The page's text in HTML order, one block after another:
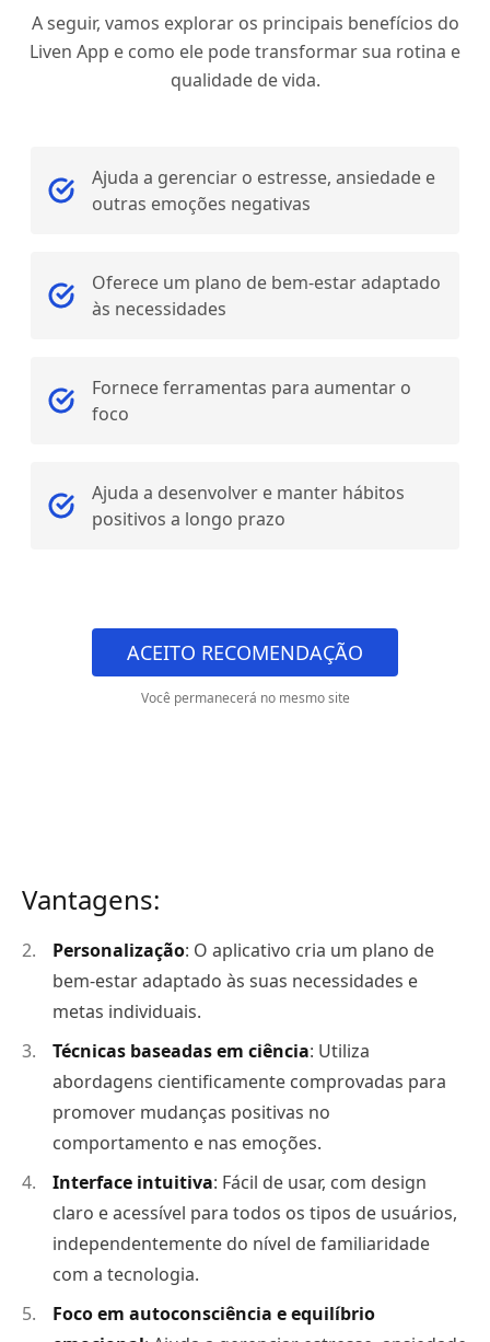
A seguir, vamos explorar os principais benefícios do
Liven App e como ele pode transformar sua rotina e
qualidade de vida.
Ajuda a gerenciar o estresse, ansiedade e
outras emoções negativas
Oferece um plano de bem-estar adaptado
às necessidades
Fornece ferramentas para aumentar o
foco
Ajuda a desenvolver e manter hábitos
positivos a longo prazo
ACEITO RECOMENDAÇÃO
Você permanecerá no mesmo site
Vantagens:
Personalização: O aplicativo cria um plano de
bem-estar adaptado às suas necessidades e
metas individuais.
Técnicas baseadas em ciência: Utiliza
abordagens cientificamente comprovadas para
promover mudanças positivas no
comportamento e nas emoções.
Interface intuitiva: Fácil de usar, com design
claro e acessível para todos os tipos de usuários,
independentemente do nível de familiaridade
com a tecnologia.
Foco em autoconsciência e equilíbrio